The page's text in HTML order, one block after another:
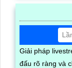
Giải pháp
đấu rõ ràng và